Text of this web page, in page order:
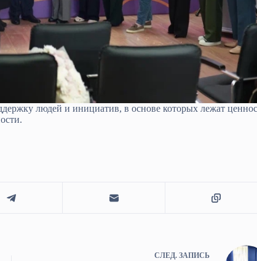
людей и инициатив, в основе которых лежат
СЛЕД. ЗАПИСЬ